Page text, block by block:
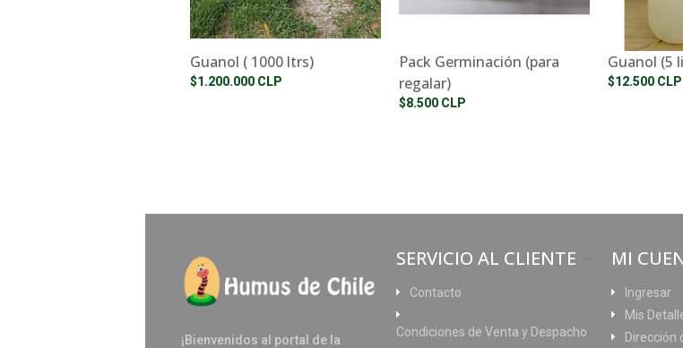
Guanol ( 1000 ltrs)
$1.200.000 CLP
Pack Germinación (para
regalar)
$8.500 CLP
Guanol (5
$12.500 CLP
¡Bienvenidos al portal de la
SERVICIO AL CLIENTE
Contacto
Condiciones de Venta y Despacho
MI
Ingresar
Mis
Dirección